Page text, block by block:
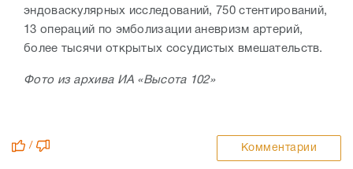
эндоваскулярных исследований, 750 стентирований,
13 операций по эмболизации аневризм артерий,
более тысячи открытых сосудистых вмешательств.
Фото из архива ИА «Высота 102»
/ Комментарии